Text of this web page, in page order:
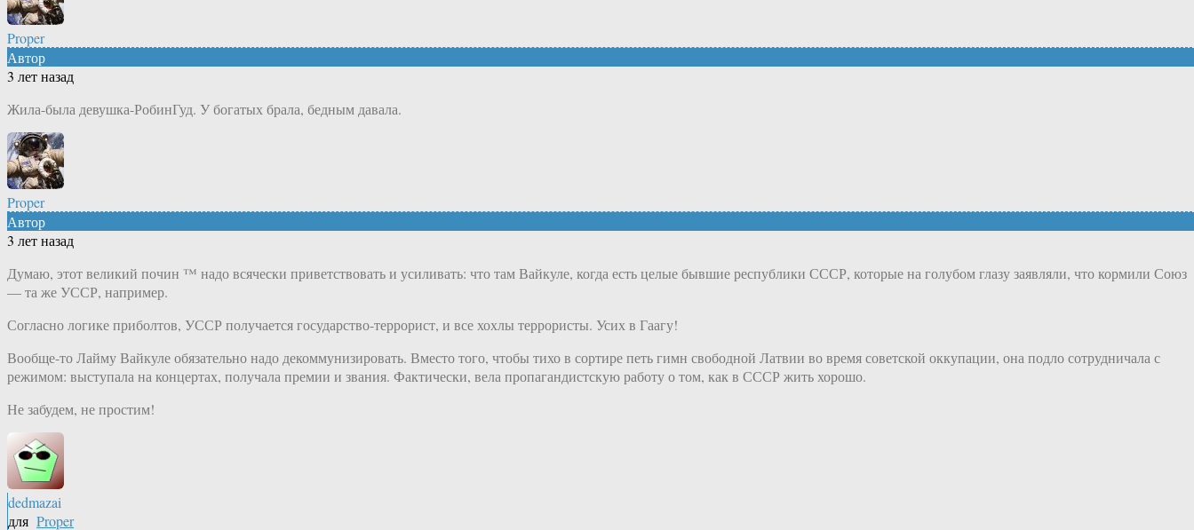
Proper
Автор
3 лет назад
Жила-​была девушка-​РобинГуд. У богатых брала, бедным давала.
Proper
Автор
3 лет назад
Думаю, этот великий почин ™ надо всячески приветствовать и усиливать: что там Вайкуле, когда есть целые бывшие республики СССР, которые на голубом глазу заявляли, что кормили Союз
— та же УССР, например.
Согласно логике приболтов, УССР получается государство-террорист, и все хохлы террористы. Усих в Гаагу!
Вообще-​то Лайму Вайкуле обязательно надо декоммунизировать. Вместо того, чтобы тихо в сортире петь гимн свободной Латвии во время советской оккупации, она подло сотрудничала с
режимом: выступала на концертах, получала премии и звания. Фактически, вела пропагандистскую работу о том, как в СССР жить хорошо.
Не забудем, не простим!
dedmazai
для Proper